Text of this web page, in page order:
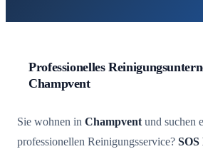
Professionelles
Champvent
Sie wohnen in Champventund suchen
professionellen Reinigungsservice? SOS